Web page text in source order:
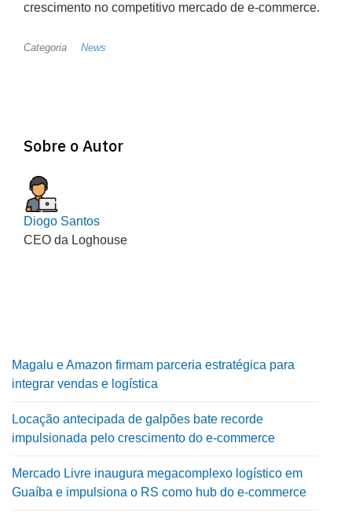
crescimento no competitivo mercado de e-commerce.
Categoria News
Sobre o Autor
Diogo Santos
CEO da Loghouse
Magalu e Amazon firmam parceria estratégica para
integrar vendas e logística
Locação antecipada de galpões bate recorde
impulsionada pelo crescimento do e-commerce
Mercado Livre inaugura megacomplexo logístico em
Guaíba e impulsiona o RS como hub do e-commerce